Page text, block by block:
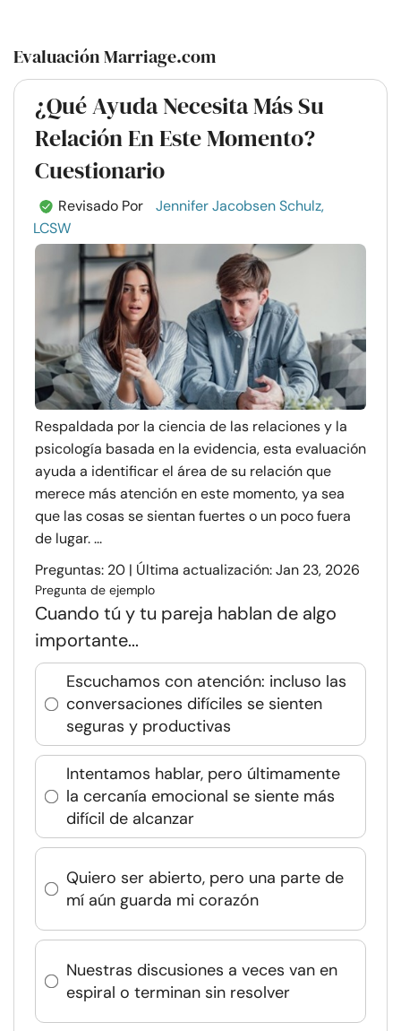
Evaluación Marriage.com
¿Qué Ayuda Necesita Más Su
Relación En Este Momento?
Cuestionario
Revisado Por
Jennifer Jacobsen Schulz,
LCSW
Respaldada por la ciencia de las relaciones y la
psicología basada en la evidencia, esta evaluación
ayuda a identificar el área de su relación que
merece más atención en este momento, ya sea
que las cosas se sientan fuertes o un poco fuera
de lugar. ...
Preguntas: 20 | Última actualización: Jan 23, 2026
Pregunta de ejemplo
Cuando tú y tu pareja hablan de algo
importante...
Escuchamos con atención: incluso las
conversaciones difíciles se sienten
seguras y productivas
Intentamos hablar, pero últimamente
la cercanía emocional se siente más
difícil de alcanzar
Quiero ser abierto, pero una parte de
mí aún guarda mi corazón
Nuestras discusiones a veces van en
espiral o terminan sin resolver